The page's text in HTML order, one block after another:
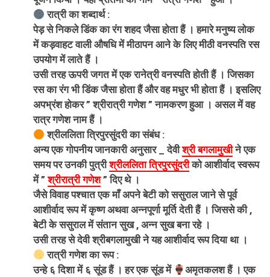
रात्री का शब्दार्थ :
पेड़ से निकले डिंक का रंग शहद जैसा होता हैं । हमारे मनुष्य लोक
में कड़वाहट वाली औषधि में मीठापन आने के लिए मीठी वनस्पति रस
उपयोग में लाते हैं ।
उसी तरह ऊपरी जगत में एक रानेत्री वनस्पति होती हैं । जिसका
रस का रंग भी डिंक जैसा होता हैं और वह मधुर भी होता हैं । इसलिए
अपभ्रंश होकर ” श्रीरात्री गणेश ” नामकरण हुआ । असल में वह
रात्र गणेश नाम हैं ।
श्रीललिता त्रिपुरसुंदरी का संबंध :
अन्य एक गोपनीय जानकारी अनुसार _ देवीश्री बगलामुखीने एक
समय पर उनकी पुत्रीश्रीललिता त्रिपुरसुंदरीको आशीर्वाद स्वरूप
में ”श्रीरात्री गणेश” दिए थे ।
जैसे विवाह पश्चात एक माँ अपने बेटी को ससुराल जाने से पूर्व
आशीर्वाद रूप में कृष्ण अथवा अन्नपूर्णा मूर्ति देती हैं । जिससे की ,
बेटी के ससुराल में संतान सुख , अन्न सुख बना रहे ।
उसी तरह से देवी श्रीबगलामुखी ने यह आशीर्वाद रूप दिया था ।
रात्री गणेश का रूप :
उन्हे ६ दिशा में ६ सूंड हैं । हर एक सूंड में
अमृतकलश हैं । एक